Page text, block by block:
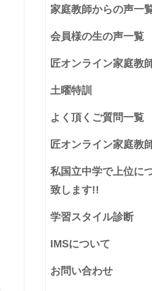
家庭教師からの声一
会員様の生の声一覧
匠オンライン家庭教
土曜特訓
よく頂くご質問一覧
匠オンライン家庭教
私国立中学で上位に
致します!!
学習スタイル診断
IMSについて
お問い合わせ